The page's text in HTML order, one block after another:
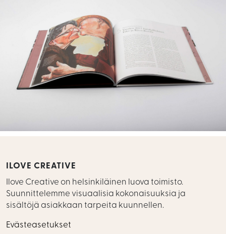
ILOVE CREATIVE
Ilove Creative on helsinkiläinen luova toimisto.
Suunnittelemme visuaalisia kokonaisuuksia ja
sisältöjä asiakkaan tarpeita kuunnellen.
Evästeasetukset